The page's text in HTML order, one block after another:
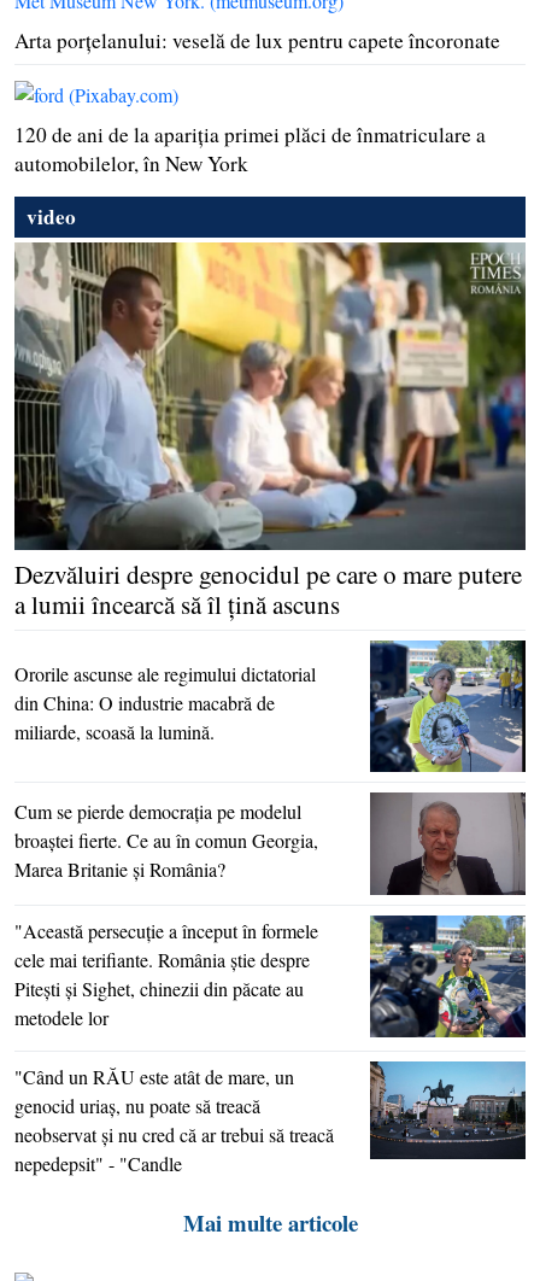
Arta porţelanului: veselă de lux pentru capete încoronate
120 de ani de la apariţia primei plăci de înmatriculare a
automobilelor, în New York
video
Dezvăluiri despre genocidul pe care o mare putere
a lumii încearcă să îl ţină ascuns
Ororile ascunse ale regimului dictatorial
din China: O industrie macabră de
miliarde, scoasă la lumină.
Cum se pierde democraţia pe modelul
broaştei fierte. Ce au în comun Georgia,
Marea Britanie şi România?
"Această persecuţie a început în formele
cele mai terifiante. România ştie despre
Piteşti şi Sighet, chinezii din păcate au
metodele lor
"Când un RĂU este atât de mare, un
genocid uriaş, nu poate să treacă
neobservat şi nu cred că ar trebui să treacă
nepedepsit" - "Candle
Mai multe articole